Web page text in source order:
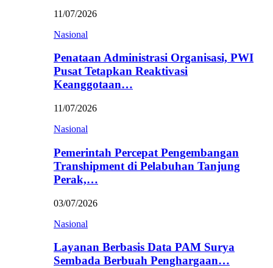
11/07/2026
Nasional
Penataan Administrasi Organisasi, PWI
Pusat Tetapkan Reaktivasi
Keanggotaan…
11/07/2026
Nasional
Pemerintah Percepat Pengembangan
Transhipment di Pelabuhan Tanjung
Perak,…
03/07/2026
Nasional
Layanan Berbasis Data PAM Surya
Sembada Berbuah Penghargaan…